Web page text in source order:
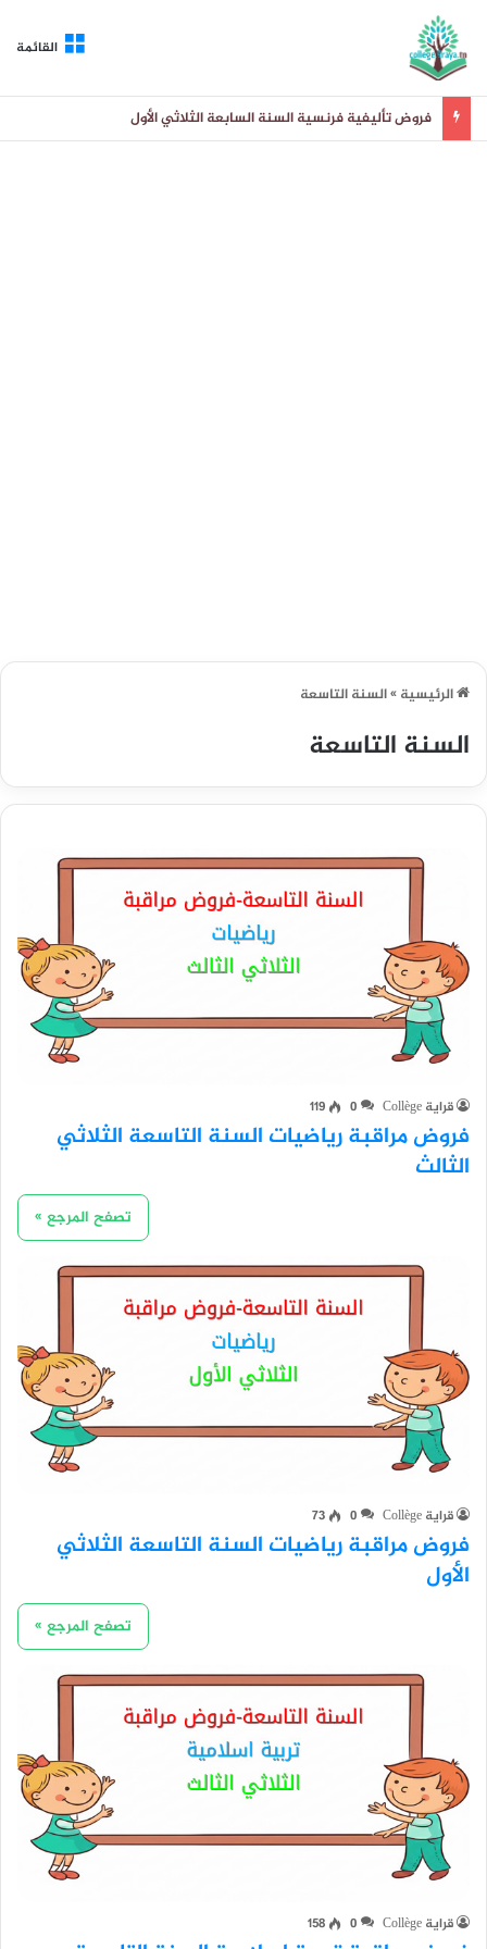
القائمة
فروض تأليفية فرنسية السنة السابعة الثلاثي الأول
الرئيسية»السنة التاسعة
السنة التاسعة
قراية Collège 0
119
فروض مراقبة رياضيات السنة التاسعة الثلاثي
الثالث
تصفح المرجع »
قراية Collège 0
73
فروض مراقبة رياضيات السنة التاسعة الثلاثي
الأول
تصفح المرجع »
قراية Collège 0
158